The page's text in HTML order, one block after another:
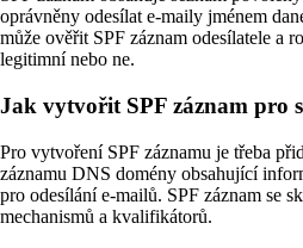
oprávněny odesílat e-maily jménem
může ověřit SPF záznam odesílatele a
legitimní nebo ne.
Jak vytvořit SPF záznam pro
Pro vytvoření SPF záznamu je třeba
záznamu DNS domény obsahující
pro odesílání e-mailů. SPF záznam se
mechanismů a kvalifikátorů.